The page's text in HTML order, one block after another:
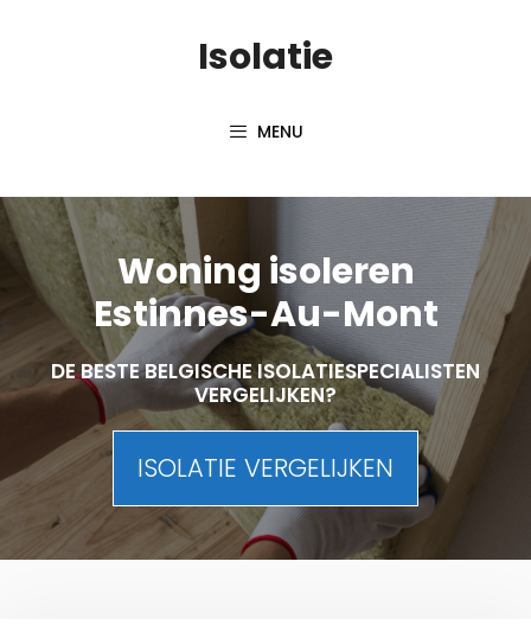
Isolatie
MENU
Woning isoleren
Estinnes-Au-Mont
DE BESTE BELGISCHE ISOLATIESPECIALISTEN
VERGELIJKEN?
ISOLATIE VERGELIJKEN